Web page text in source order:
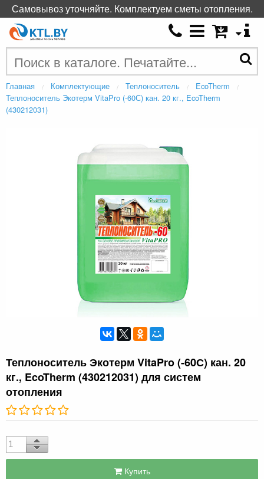
Главная Комплектующие Теплоноситель
EcoTherm
Теплоноситель Экотерм VitaPro (-60С) кан. 20 кг., EcoTherm
(430212031)
Теплоноситель Экотерм VitaPro (-60С) кан. 20
кг., EcoTherm (430212031) для систем
отопления
Купить
Самовывоз уточняйте. Комплектуем сметы отопления.